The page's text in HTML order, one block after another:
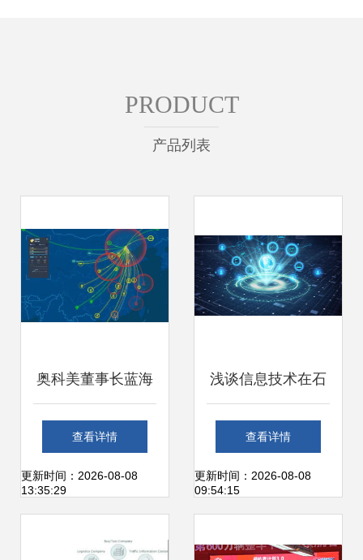
PRODUCT
产品列表
奥科美董事长蓝海
应邀出席2017中国
互联网大会农业发
查看详情
更新时间：2026-08-08
13:35:29
浅谈信息技术在石
油行业数字化转型
中的运用
查看详情
更新时间：2026-08-08
09:54:15